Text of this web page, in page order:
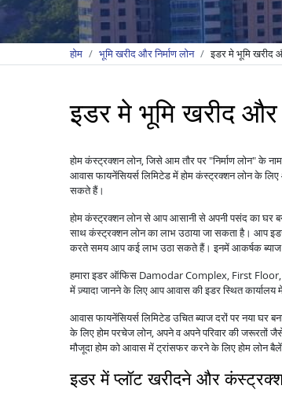
होम भूमि खरीद और निर्माण लोन इडर मे भूमि खरीद
इडर मे भूमि खरीद और
होम कंस्ट्रक्शन लोन, जिसे आम तौर पर "निर्माण लोन" के
आवास फायनेंसियर्स लिमिटेड में होम कंस्ट्रक्शन लोन के
सकते हैं।
होम कंस्ट्रक्शन लोन से आप आसानी से अपनी पसंद का घर
साथ कंस्ट्रक्शन लोन का लाभ उठाया जा सकता है। आप
करते समय आप कई लाभ उठा सकते हैं। इनमें आकर्षक
हमारा इडर ऑफिस Damodar Complex, First
में ज़्यादा जानने के लिए आप आवास की इडर स्थित
आवास फायनेंसियर्स लिमिटेड उचित ब्याज दरों पर नया घर
के लिए होम परचेज लोन, अपने व अपने परिवार की जरूरतों
मौजूदा होम को आवास में ट्रांसफर करने के लिए होम लोन
इडर में प्लॉट खरीदने और